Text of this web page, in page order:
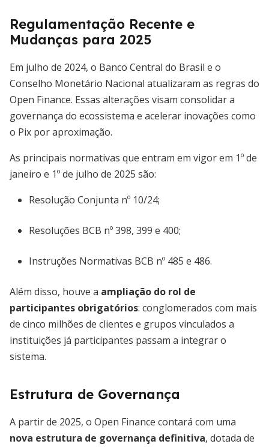
Regulamentação Recente e
Mudanças para 2025
Em julho de 2024, o Banco Central do Brasil e o
Conselho Monetário Nacional atualizaram as regras do
Open Finance. Essas alterações visam consolidar a
governança do ecossistema e acelerar inovações como
o Pix por aproximação.
As principais normativas que entram em vigor em 1º de
janeiro e 1º de julho de 2025 são:
Resolução Conjunta nº 10/24;
Resoluções BCB nº 398, 399 e 400;
Instruções Normativas BCB nº 485 e 486.
Além disso, houve a ampliação do rol de
participantes obrigatórios: conglomerados com mais
de cinco milhões de clientes e grupos vinculados a
instituições já participantes passam a integrar o
sistema.
Estrutura de Governança
A partir de 2025, o Open Finance contará com uma
nova estrutura de governança definitiva, dotada de